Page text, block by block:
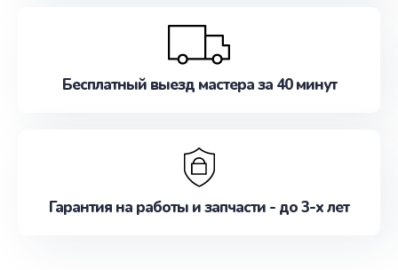
Бесплатный выезд мастера за 40 минут
Гарантия на работы и запчасти - до 3-х лет